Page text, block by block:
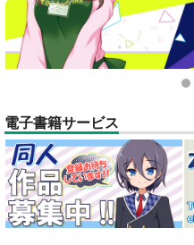
1
電子書籍サービス